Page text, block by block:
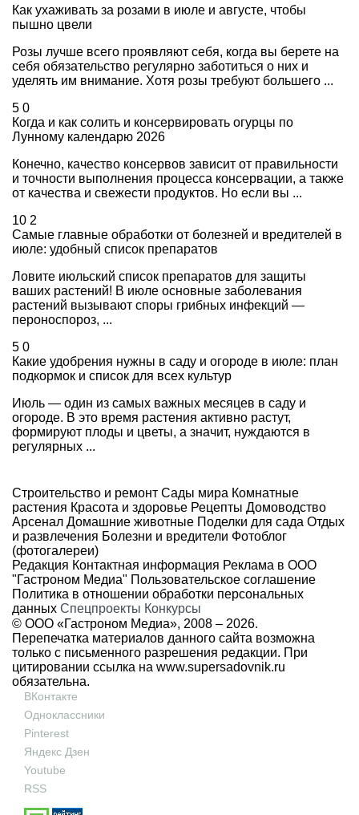
Как ухаживать за розами в июле и августе, чтобы
пышно цвели
Розы лучше всего проявляют себя, когда вы берете на
себя обязательство регулярно заботиться о них и
уделять им внимание. Хотя розы требуют большего ...
5 0
Когда и как солить и консервировать огурцы по
Лунному календарю 2026
Конечно, качество консервов зависит от правильности
и точности выполнения процесса консервации, а также
от качества и свежести продуктов. Но если вы ...
10 2
Самые главные обработки от болезней и вредителей в
июле: удобный список препаратов
Ловите июльский список препаратов для защиты
ваших растений! В июле основные заболевания
растений вызывают споры грибных инфекций —
пероноспороз, ...
5 0
Какие удобрения нужны в саду и огороде в июле: план
подкормок и список для всех культур
Июль — один из самых важных месяцев в саду и
огороде. В это время растения активно растут,
формируют плоды и цветы, а значит, нуждаются в
регулярных ...
Строительство и ремонт Сады мира Комнатные
растения Красота и здоровье Рецепты Домоводство
Арсенал Домашние животные Поделки для сада Отдых
и развлечения Болезни и вредители Фотоблог
(фотогалереи)
Редакция Контактная информация Реклама в ООО
"Гастроном Медиа" Пользовательское соглашение
Политика в отношении обработки персональных
данных Спецпроекты Конкурсы
© ООО «Гастроном Медиа», 2008 – 2026.
Перепечатка материалов данного сайта возможна
только с письменного разрешения редакции. При
цитировании ссылка на www.supersadovnik.ru
обязательна.
ВКонтакте
Одноклассники
Pinterest
Яндекс Дзен
Youtube
RSS